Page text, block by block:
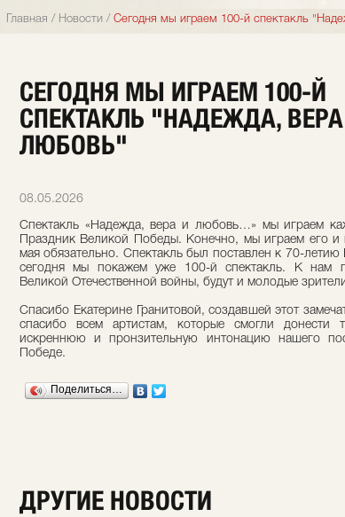
Главная / Новости / Сегодня мы играем 100-й спектакль
СЕГОДНЯ МЫ ИГРАЕМ 100-Й
СПЕКТАКЛЬ "НАДЕЖДА,
ЛЮБОВЬ"
08.05.2026
Спектакль «Надежда, вера и любовь…» мы играем
Праздник Великой Победы. Конечно, мы играем его и
мая обязательно. Спектакль был поставлен к 70-
сегодня мы покажем уже 100-й спектакль. К нам
Великой Отечественной войны, будут и молодые
Спасибо Екатерине Гранитовой, создавшей этот
спасибо всем артистам, которые смогли донести
искреннюю и пронзительную интонацию нашего
Победе.
Поделиться…
ДРУГИЕ НОВОСТИ